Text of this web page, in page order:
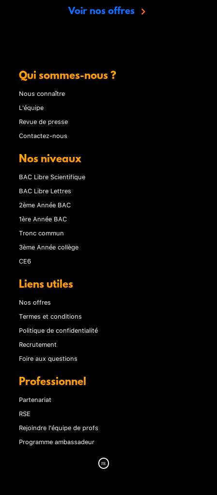
Voir nos offres
Qui sommes-nous ?
Nous connaître
L'équipe
Revue de presse
Contactez-nous
Nos niveaux
BAC Libre Scientifique
BAC Libre Lettres
2ème Année BAC
1ère Année BAC
Tronc commun
3ème Année collège
CE6
Liens utiles
Nos offres
Termes et conditions
Politique de confidentialité
Recrutement
Foire aux questions
Professionnel
Partenariat
RSE
Rejoindre l'équipe de profs
Programme ambassadeur